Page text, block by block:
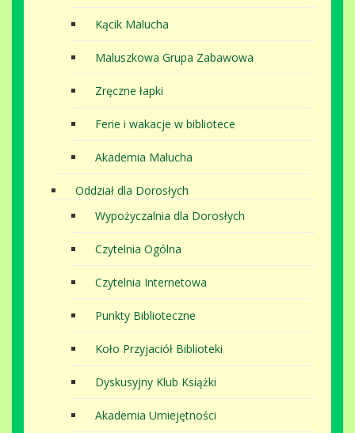
Kącik Malucha
Maluszkowa Grupa Zabawowa
Zręczne łapki
Ferie i wakacje w bibliotece
Akademia Malucha
Oddział dla Dorosłych
Wypożyczalnia dla Dorosłych
Czytelnia Ogólna
Czytelnia Internetowa
Punkty Biblioteczne
Koło Przyjaciół Biblioteki
Dyskusyjny Klub Książki
Akademia Umiejętności